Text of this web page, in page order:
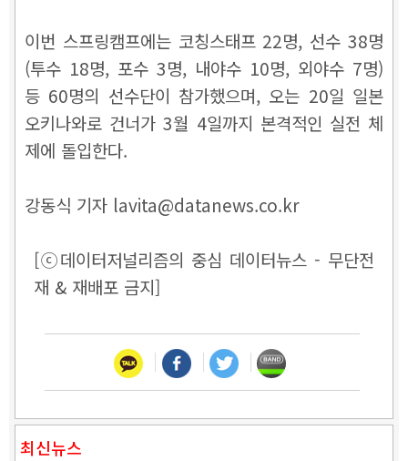
이번 스프링캠프에는 코칭스태프 22명, 선수 38명
(투수 18명, 포수 3명, 내야수 10명, 외야수 7명)
등 60명의 선수단이 참가했으며, 오는 20일 일본
오키나와로 건너가 3월 4일까지 본격적인 실전 체
제에 돌입한다.
강동식 기자 lavita@datanews.co.kr
[ⓒ데이터저널리즘의 중심 데이터뉴스 - 무단전
재 & 재배포 금지]
최신뉴스